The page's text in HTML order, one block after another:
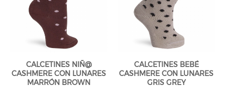
CALCETINES NIÑ@
CASHMERE CON LUNARES
MARRÓN BROWN
CALCETINES BEBÉ
CASHMERE CON LUNARES
GRIS GREY